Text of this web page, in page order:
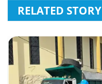
RELATED STORY